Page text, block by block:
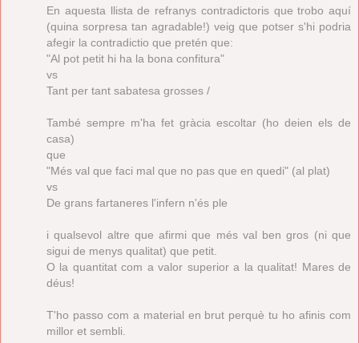
En aquesta llista de refranys contradictoris que trobo aquí
(quina sorpresa tan agradable!) veig que potser s'hi podria
afegir la contradictio que pretén que:
"Al pot petit hi ha la bona confitura"
vs
Tant per tant sabatesa grosses /
També sempre m'ha fet gràcia escoltar (ho deien els de
casa)
que
"Més val que faci mal que no pas que en quedi" (al plat)
vs
De grans fartaneres l'infern n'és ple
i qualsevol altre que afirmi que més val ben gros (ni que
sigui de menys qualitat) que petit.
O la quantitat com a valor superior a la qualitat! Mares de
déus!
T'ho passo com a material en brut perquè tu ho afinis com
millor et sembli.